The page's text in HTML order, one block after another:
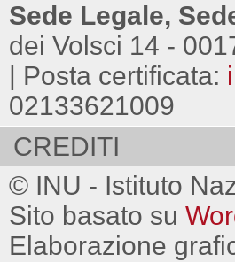
Sede Legale,
dei Volsci 14 -
| Posta certificata:
02133621009
CREDITI
© INU - Istituto
Sito basato su
Elaborazione